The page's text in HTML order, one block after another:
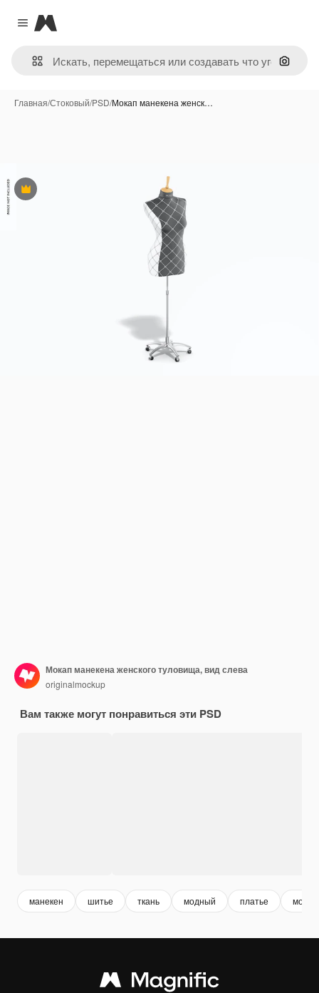
Close menu
Magnific
Поиск
Главная/Стоковый/PSD/Мокап манекена женск…
Премиум
Мокап манекена женского туловища, вид слева
originalmockup
Вам также могут понравиться эти PSD
манекен шитье ткань модный платье мода